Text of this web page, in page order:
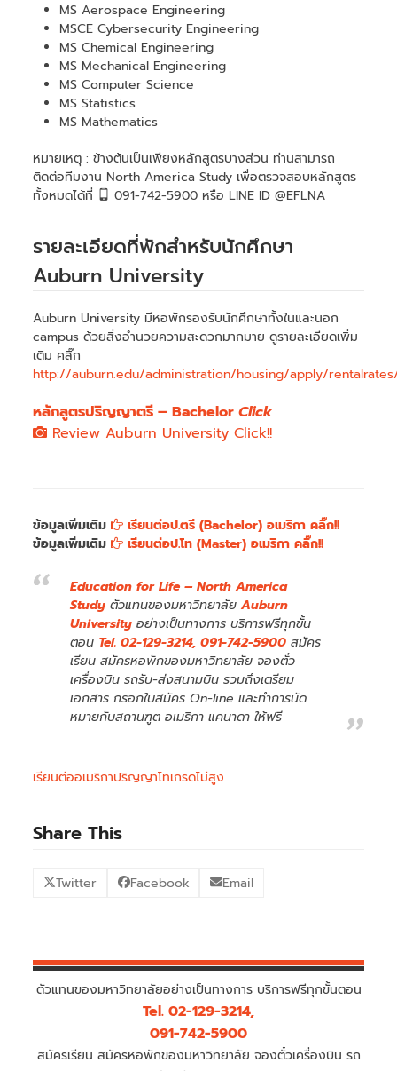
MS Aerospace Engineering
MSCE Cybersecurity Engineering
MS Chemical Engineering
MS Mechanical Engineering
MS Computer Science
MS Statistics
MS Mathematics
หมายเหตุ : ข้างต้นเป็นเพียงหลักสูตรบางส่วน ท่านสามารถ
ติดต่อทีมงาน North America Study เพื่อตรวจสอบหลักสูตร
ทั้งหมดได้ที่
091-742-5900 หรือ LINE ID @EFLNA
รายละเอียดที่พักสำหรับนักศึกษา
Auburn University
Auburn University มีหอพักรองรับนักศึกษาทั้งในและนอก
campus ด้วยสิ่งอำนวยความสะดวกมากมาย ดูรายละเอียดเพิ่ม
เติม คลิ๊ก
http://auburn.edu/administration/housing/apply/
หลักสูตรปริญญาตรี – BachelorClick
Review Auburn University Click!!
ข้อมูลเพิ่มเติม
เรียนต่อป.ตรี (Bachelor) อเมริกา คลิ๊ก!!
ข้อมูลเพิ่มเติม
เรียนต่อป.โท (Master) อเมริกา คลิ๊ก!!
Education for Life – North America
StudyตัวแทนของมหาวิทยาลัยAuburn
University อย่างเป็นทางการ บริการฟรีทุกขั้น
ตอน Tel. 02-129-3214, 091-742-5900 สมัคร
เรียน สมัครหอพักของมหาวิทยาลัย จองตั๋ว
เครื่องบิน รถรับ-ส่งสนามบิน รวมถึงเตรียม
เอกสาร กรอกใบสมัคร On-line และทำการนัด
หมายกับสถานฑูต อเมริกา แคนาดา ให้ฟรี
เรียนต่ออเมริกาปริญญาโทเกรดไม่สูง
Share This
Twitter Facebook Email
ตัวแทนของมหาวิทยาลัยอย่างเป็นทางการ บริการฟรีทุกขั้นตอน
Tel. 02-129-3214,
091-742-5900
สมัครเรียน สมัครหอพักของมหาวิทยาลัย จองตั๋วเครื่องบิน รถ